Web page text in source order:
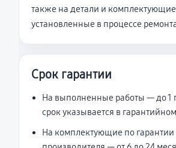
также на детали и
установленные в процессе
Срок гарантии
На выполненные работы — до 1
срок указывается в
На комплектующие по гарантии